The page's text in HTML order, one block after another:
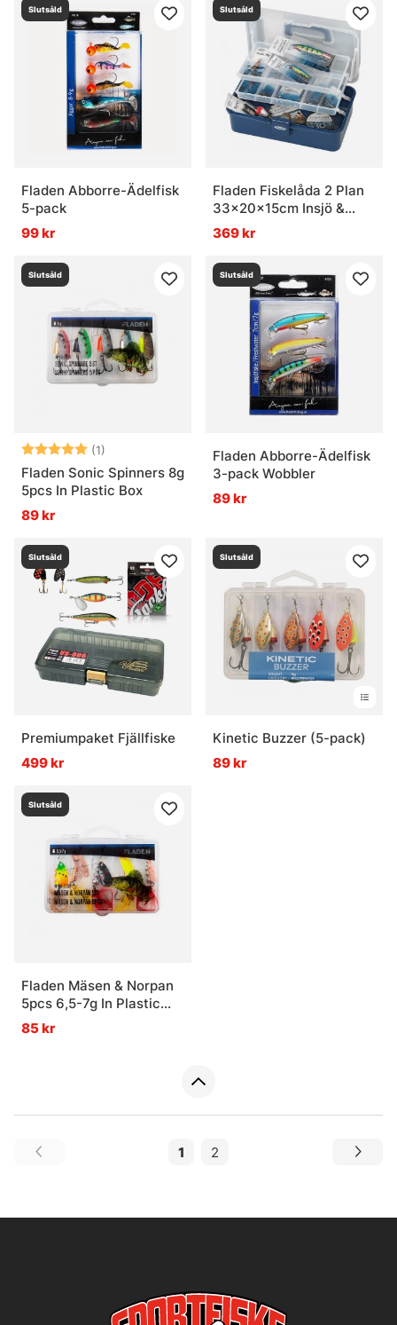
Slutsåld
Fladen Abborre-Ädelfisk
5-pack
99 kr
Slutsåld
Fladen Fiskelåda 2 Plan
33x20x15cm Insjö &
Kustfiske
369 kr
Slutsåld
Betyg: (1)
5.0 utav 5 stjärnor
Fladen Sonic Spinners 8g
5pcs In Plastic Box
89 kr
Slutsåld
Fladen Abborre-Ädelfisk
3-pack Wobbler
89 kr
Slutsåld
Premiumpaket Fjällfiske
499 kr
Slutsåld
Kinetic Buzzer (5-pack)
89 kr
Slutsåld
Fladen Mäsen & Norpan
5pcs 6,5-7g In Plastic
Box
85 kr
1 2